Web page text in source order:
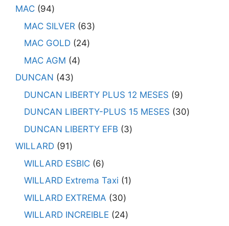
MAC 94
MAC SILVER
63
MAC GOLD 24
MAC AGM
4
DUNCAN
43
DUNCAN LIBERTY PLUS 12 MESES
9
DUNCAN LIBERTY-PLUS 15 MESES
30
DUNCAN LIBERTY EFB
3
WILLARD 91
WILLARD ESBIC 6
WILLARD Extrema Taxi
1
WILLARD EXTREMA
30
WILLARD INCREIBLE
24